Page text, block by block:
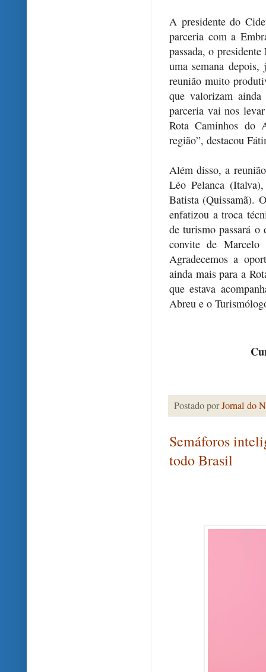
A presidente do
parceria com a
passada, o
uma semana
reunião muito
que valorizam
parceria vai nos
Rota Caminhos do
região”, destacou
Além disso, a
Léo Pelanca
Batista (Quissamã).
enfatizou a troca
de turismo passará
convite de Marcelo
Agradecemos a
ainda mais para a
que estava
Abreu e o
Postado porJornal do
Semáforos
todo Brasil